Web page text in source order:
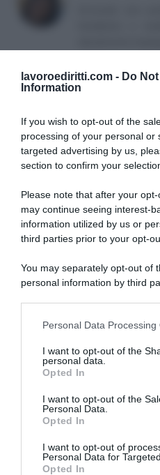
lavoroediritti.com - Do
Information
If you wish to opt-out of the
processing of your personal or
targeted advertising by us,
section to confirm your
Please note that after your
may continue seeing interest-
information utilized by us or
third parties prior to your opt-
You may separately opt-out of
personal information by third
This information may also be
disclose it to other third
Please note that this website/
services and may gather and
not limited to your visit or
grant or deny consent to
consent section.
Personal Data Processing
I want to opt-out of the
personal data.
Opted In
I want to opt-out of the
Personal Data.
Opted In
I want to opt-out of
Personal Data for
Opted In
SULLO STESSO
NASpI con le dimissioni,
lavoro a causa della
Incentivi alle imprese,
Vittime del lavoro, nel
contributi e borse di studio
Lavoro e Diritti
dubbi su: lavoro,